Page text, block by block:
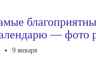
— фото
9 января